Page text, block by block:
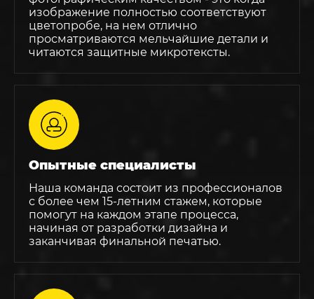
изображение полностью соответствуют
цветопробе, на нем отлично
просматриваются мельчайшие детали и
читаются защитные микротексты.
Опытные специалисты
Наша команда состоит из профессионалов
с более чем 15-летним стажем, которые
помогут на каждом этапе процесса,
начиная от разработки дизайна и
заканчивая финальной печатью.